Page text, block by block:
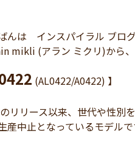
んは インスパイラル ブログ
mikli (アラン ミクリ)から
(AL0422/A0422) 】
リリース以来、世代や性別
産中止となっているモデル